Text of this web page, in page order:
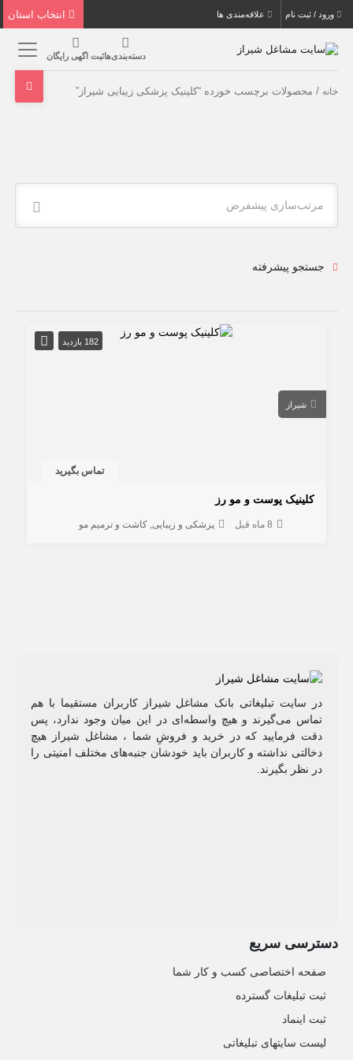
ورود / ثبت نام علاقه‌مندی ها
دسته‌بندی‌هاثبت اگهی رایگان
خانه / محصولات برچسب خورده “کلینیک پزشکی زیبایی شیراز”
مرتب‌سازی پیشفرض
جستجو پیشرفته
182 بازدید
شیراز
تماس بگیرید
کلینیک پوست و مو رز
8 ماه قبل پزشکی و زیبایی کاشت و ترمیم مو
در سایت تبلیغاتی بانک مشاغل شیراز کاربران مستقیما با هم
تماس می‌گیرند و هیچ واسطه‌ای در این میان وجود ندارد، پس
دقت فرمایید که در خرید و فروشِ شما ، مشاغل شیراز هیچ
دخالتی نداشته و کاربران باید خودشان جنبه‌های مختلف امنیتی را
در نظر بگیرند.
دسترسی سریع
صفحه اختصاصی کسب و کار شما
ثبت تبلیغات گسترده
ثبت اینماد
لیست سایتهای تبلیغاتی